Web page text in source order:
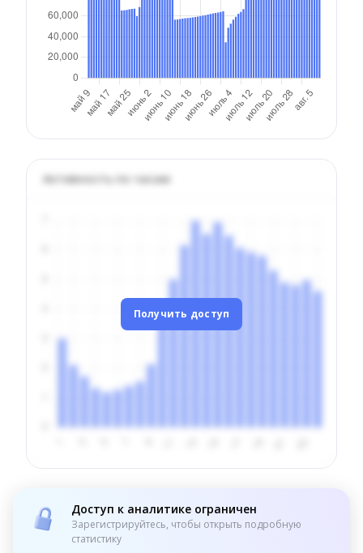
Активность по часам
Получить доступ
Доступ к аналитике ограничен
Зарегистрируйтесь, чтобы открыть подробную
статистику